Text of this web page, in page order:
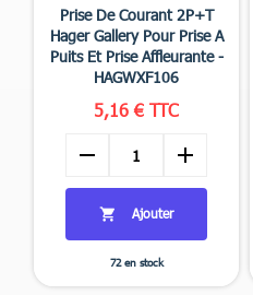
 Aperçu rapide
Prise De Courant 2P+T
Hager Gallery Pour Prise A
Puits Et Prise Affleurante -
HAGWXF106
5,16 € TTC
remove add
 Ajouter
72 en stock